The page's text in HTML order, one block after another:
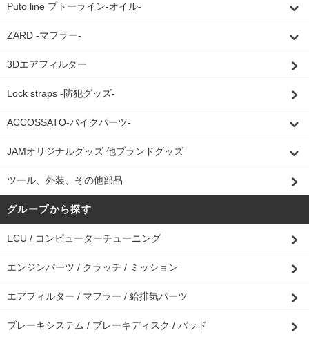
Puto line プトーライン-オイル-
ZARD -マフラー-
3Dエアフィルター
Lock straps -防犯グッズ-
ACCOSSATO-バイクパーツ-
JAMオリジナルグッズ 他ブランドグッズ
ツール、外装、その他部品
グループから探す
ECU / コンピューターチューニング
エンジンパーツ / クラッチ / ミッション
エアフィルター / マフラー / 給排気パーツ
ブレーキシステム / ブレーキディスク / パッド